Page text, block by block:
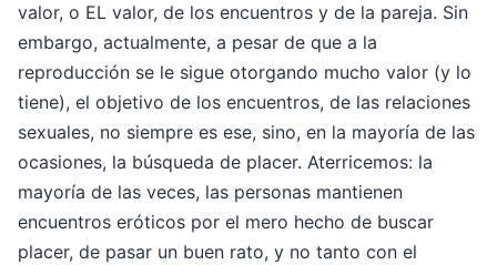
valor, o EL valor, de los encuentros y de la pareja. Sin
embargo, actualmente, a pesar de que a la
reproducción se le sigue otorgando mucho valor (y lo
tiene), el objetivo de los encuentros, de las relaciones
sexuales, no siempre es ese, sino, en la mayoría de las
ocasiones, la búsqueda de placer. Aterricemos: la
mayoría de las veces, las personas mantienen
encuentros eróticos por el mero hecho de buscar
placer, de pasar un buen rato, y no tanto con el